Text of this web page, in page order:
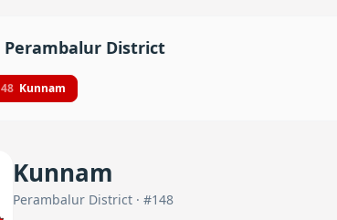
Perambalur District
Kunnam
Kunnam
Perambalur District · #148